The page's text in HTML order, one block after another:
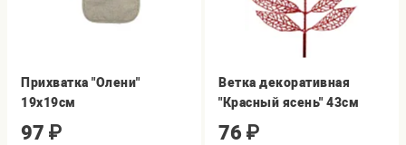
Прихватка "Олени"
19х19см
97 ₽
Ветка декоративная
"Красный ясень" 43см
76 ₽